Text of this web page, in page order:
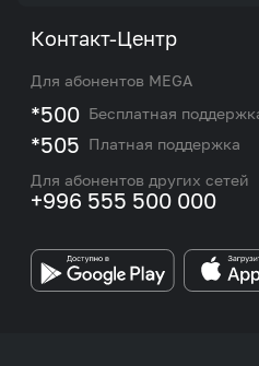
Роуминг и международные
eSIM
Подбор номера
M2M
Контакты сотрудников
корпоративными и VIP
О нас
Новости
Карта покрытия сети и
Работа в MEGA
Бренд MEGA
Контакт-Центр
Для абонентов MEGA
*500 Бесплатная
*505 Платная поддержка
Для абонентов других сетей
+996 555 500 000